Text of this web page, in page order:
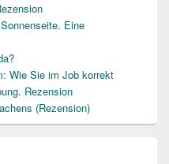
Eine
Wie Sie im Job korrekt
Rezension
(Rezension)